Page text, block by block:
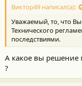
Виктор49 написал(а):
Уважаемый, то, что
Технического
последствиями.
А какое вы решение
?